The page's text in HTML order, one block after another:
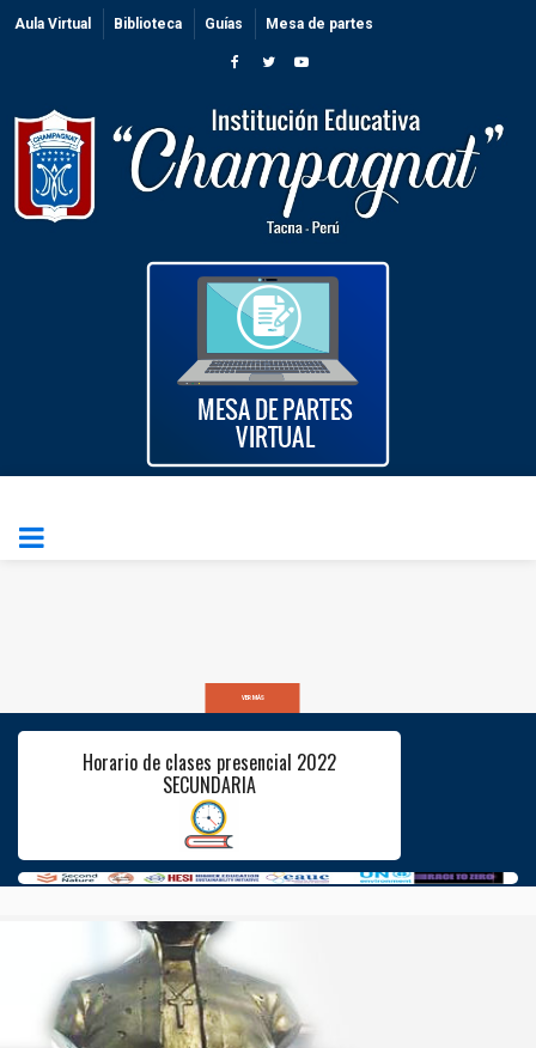
Aula Virtual Biblioteca Guías Mesa de partes
VER MÁS
Horario de clases presencial 2022
SECUNDARIA